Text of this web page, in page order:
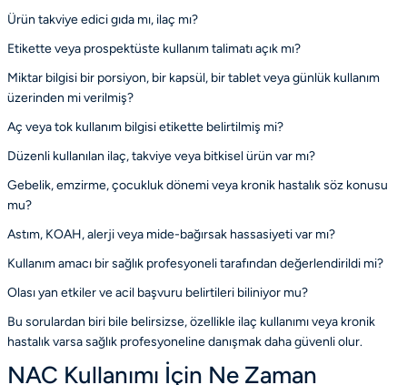
Ürün takviye edici gıda mı, ilaç mı?
Etikette veya prospektüste kullanım talimatı açık mı?
Miktar bilgisi bir porsiyon, bir kapsül, bir tablet veya günlük kullanım
üzerinden mi verilmiş?
Aç veya tok kullanım bilgisi etikette belirtilmiş mi?
Düzenli kullanılan ilaç, takviye veya bitkisel ürün var mı?
Gebelik, emzirme, çocukluk dönemi veya kronik hastalık söz konusu
mu?
Astım, KOAH, alerji veya mide-bağırsak hassasiyeti var mı?
Kullanım amacı bir sağlık profesyoneli tarafından değerlendirildi mi?
Olası yan etkiler ve acil başvuru belirtileri biliniyor mu?
Bu sorulardan biri bile belirsizse, özellikle ilaç kullanımı veya kronik
hastalık varsa sağlık profesyoneline danışmak daha güvenli olur.
NAC Kullanımı İçin Ne Zaman